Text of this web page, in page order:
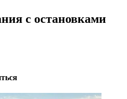
с остановками